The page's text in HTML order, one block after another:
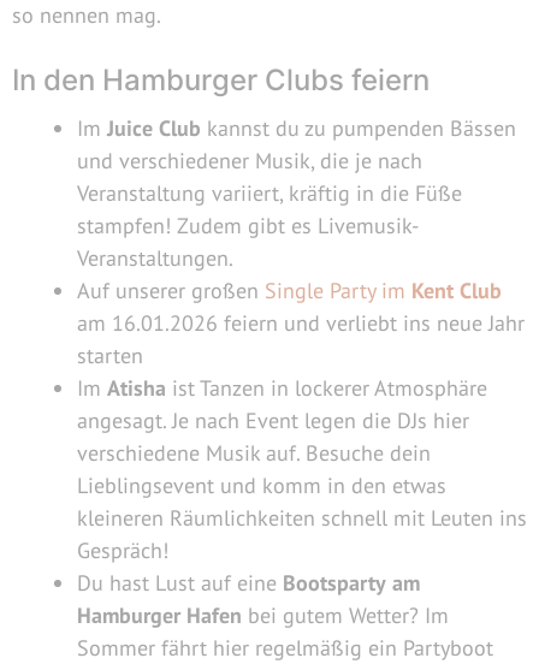
so nennen mag.
In den Hamburger Clubs feiern
ImJuice Club kannst du zu pumpenden Bässen
und verschiedener Musik, die je nach
Veranstaltung variiert, kräftig in die Füße
stampfen! Zudem gibt es Livemusik-
Veranstaltungen.
Auf unserer großen Single Party im Kent Club
am 16.01.2026 feiern und verliebt ins neue Jahr
starten
Im Atisha ist Tanzen in lockerer Atmosphäre
angesagt. Je nach Event legen die DJs hier
verschiedene Musik auf. Besuche dein
Lieblingsevent und komm in den etwas
kleineren Räumlichkeiten schnell mit Leuten ins
Gespräch!
Du hast Lust auf eine Bootsparty am
Hamburger Hafen bei gutem Wetter? Im
Sommer fährt hier regelmäßig ein Partyboot